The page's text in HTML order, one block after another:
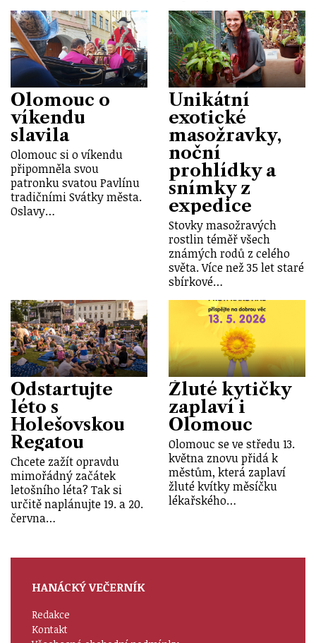
Olomouc o
víkendu
slavila
Olomouc si o víkendu
připomněla svou
patronku svatou Pavlínu
tradičními Svátky města.
Oslavy…
Unikátní
exotické
masožravky,
noční
prohlídky a
snímky z
expedice
Stovky masožravých
rostlin téměř všech
známých rodů z celého
světa. Více než 35 let staré
sbírkové…
Odstartujte
léto s
Holešovskou
Regatou
Chcete zažít opravdu
mimořádný začátek
letošního léta? Tak si
určitě naplánujte 19. a 20.
června…
Žluté kytičky
zaplaví i
Olomouc
Olomouc se ve středu 13.
května znovu přidá k
městům, která zaplaví
žluté kvítky měsíčku
lékařského…
HANÁCKÝ VEČERNÍK
Redakce
Kontakt